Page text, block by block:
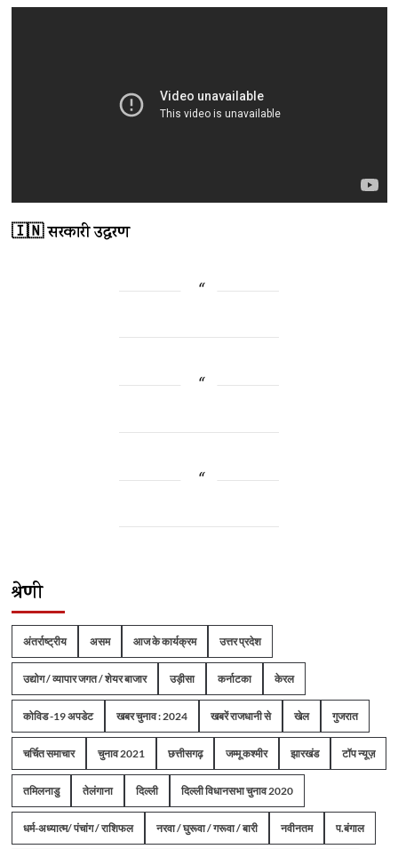
🇮🇳 सरकारी उद्धरण
श्रेणी
अंतर्राष्ट्रीय असम आज के कार्यक्रम उत्तर प्रदेश
उद्योग / व्यापार जगत / शेयर बाजार उड़ीसा कर्नाटका केरल
कोविड -19 अपडेट खबर चुनाव : 2024 खबरें राजधानी से खेल गुजरात
चर्चित समाचार चुनाव 2021 छत्तीसगढ़ जम्मू कश्मीर झारखंड टॉप न्यूज़
तमिलनाडु तेलंगाना दिल्ली दिल्ली विधानसभा चुनाव 2020
धर्म-अध्यात्म/ पंचांग / राशिफल नरवा / घुरूवा / गरूवा / बारी नवीनतम प.बंगाल